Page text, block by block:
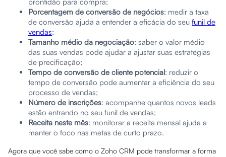
Porcentagem de conversão de negócios: medir a taxa
de conversão ajuda a entender a eficácia do seu funil de
vendas;
Tamanho médio da negociação: saber o valor médio
das suas vendas pode ajudar a ajustar suas estratégias
de precificação;
Tempo de conversão de cliente potencial: reduzir o
tempo de conversão pode aumentar a eficiência do seu
processo de vendas;
Número de inscrições: acompanhe quantos novos leads
estão entrando no seu funil de vendas;
Receita neste mês: monitorar a receita mensal ajuda a
manter o foco nas metas de curto prazo.
Agora que você sabe como o Zoho CRM pode transformar a forma